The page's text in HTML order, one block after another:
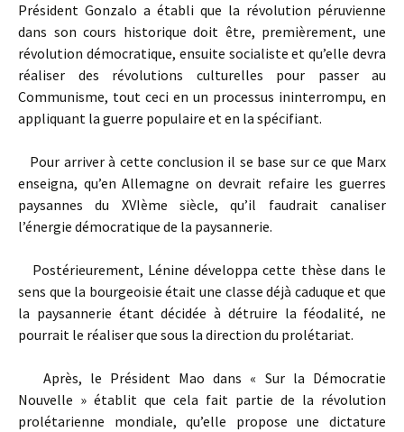
Président Gonzalo a établi que la révolution péruvienne
dans son cours historique doit être, premièrement, une
révolution démocratique, ensuite socialiste et qu’elle devra
réaliser des révolutions culturelles pour passer au
Communisme, tout ceci en un processus ininterrompu, en
appliquant la guerre populaire et en la spécifiant.
Pour arriver à cette conclusion il se base sur ce que Marx
enseigna, qu’en Allemagne on devrait refaire les guerres
paysannes du XVIème siècle, qu’il faudrait canaliser
l’énergie démocratique de la paysannerie.
Postérieurement, Lénine développa cette thèse dans le
sens que la bourgeoisie était une classe déjà caduque et que
la paysannerie étant décidée à détruire la féodalité, ne
pourrait le réaliser que sous la direction du prolétariat.
Après, le Président Mao dans « Sur la Démocratie
Nouvelle » établit que cela fait partie de la révolution
prolétarienne mondiale, qu’elle propose une dictature